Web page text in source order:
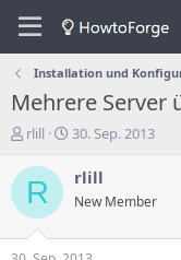
Installation und
Mehrere Server
E
s
rlill
E
s
e
l
30. Sep. 2013
R rlill
New Member